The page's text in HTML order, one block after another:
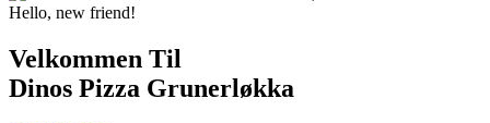
Hello, new friend!
Velkommen Til
Dinos Pizza Grunerløkka